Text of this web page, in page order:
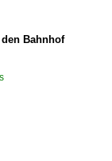
den Bahnhof